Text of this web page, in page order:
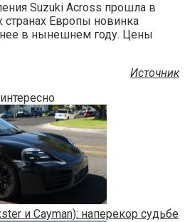
Suzuki Across прошла в
странах Европы новинка
в нынешнем году. Цены
Источник
и Cayman): наперекор судьбе